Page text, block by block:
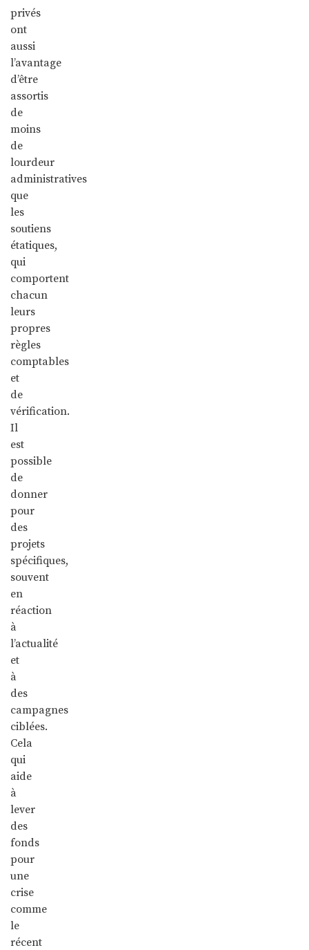
privés
ont
aussi
l’avantage
d’être
assortis
de
moins
de
lourdeur
administratives
que
les
soutiens
étatiques,
qui
comportent
chacun
leurs
propres
règles
comptables
et
de
vérification.
Il
est
possible
de
donner
pour
des
projets
spécifiques,
souvent
en
réaction
à
l’actualité
et
à
des
campagnes
ciblées.
Cela
qui
aide
à
lever
des
fonds
pour
une
crise
comme
le
récent